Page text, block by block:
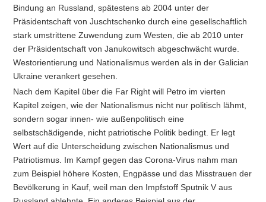
Bindung an Russland, spätestens ab 2004 unter der
Präsidentschaft von Juschtschenko durch eine gesellschaftlich
stark umstrittene Zuwendung zum Westen, die ab 2010 unter
der Präsidentschaft von Janukowitsch abgeschwächt wurde.
Westorientierung und Nationalismus werden als in der Galician
Ukraine verankert gesehen.
Nach dem Kapitel über die Far Right will Petro im vierten
Kapitel zeigen, wie der Nationalismus nicht nur politisch lähmt,
sondern sogar innen- wie außenpolitisch eine
selbstschädigende, nicht patriotische Politik bedingt. Er legt
Wert auf die Unterscheidung zwischen Nationalismus und
Patriotismus. Im Kampf gegen das Corona-Virus nahm man
zum Beispiel höhere Kosten, Engpässe und das Misstrauen der
Bevölkerung in Kauf, weil man den Impfstoff Sputnik V aus